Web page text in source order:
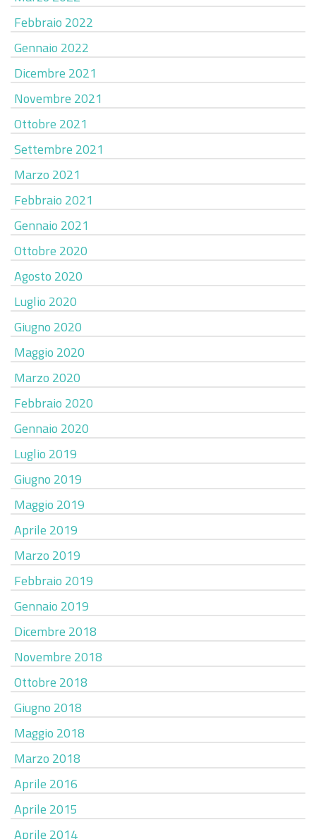
Febbraio 2022
Gennaio 2022
Dicembre 2021
Novembre 2021
Ottobre 2021
Settembre 2021
Marzo 2021
Febbraio 2021
Gennaio 2021
Ottobre 2020
Agosto 2020
Luglio 2020
Giugno 2020
Maggio 2020
Marzo 2020
Febbraio 2020
Gennaio 2020
Luglio 2019
Giugno 2019
Maggio 2019
Aprile 2019
Marzo 2019
Febbraio 2019
Gennaio 2019
Dicembre 2018
Novembre 2018
Ottobre 2018
Giugno 2018
Maggio 2018
Marzo 2018
Aprile 2016
Aprile 2015
Aprile 2014